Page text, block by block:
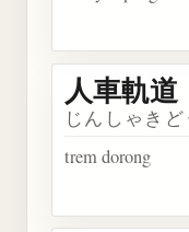
人車軌道
じんしゃきど
trem dorong